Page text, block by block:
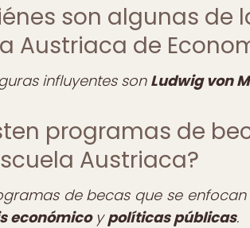
son algunas
Austriaca de
influyentes son Ludwig von
programas de
Austriaca?
de becas que se
económicoypolíticas públicas.